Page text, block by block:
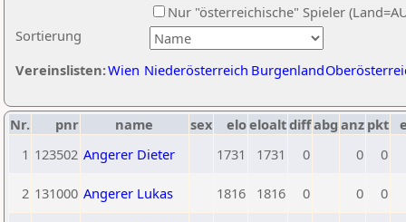
Sortierung
Nur "österreichische" Spieler
Vereinslisten:Wien Niederösterreich Burgenland
Nr. pnr name sex eloeloaltdiffabg anz pkt
1 123502 Angerer Dieter 1731 1731 0 0 0
2 131000 Angerer Lukas 1816 1816 0 0 0